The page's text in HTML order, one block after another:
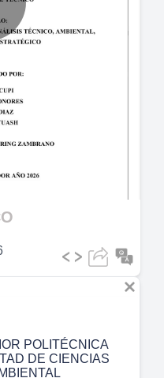
POLITÉCNICA
DE CIENCIAS